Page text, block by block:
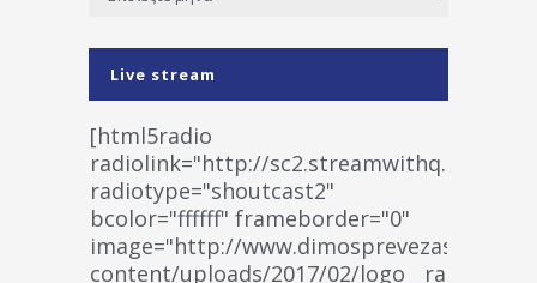
Live stream
[html5radio
radiolink="http://
radiotype="shoutcast2"
bcolor="ffffff" frameborder="0"
image="http://www.dimosprevezas.gr/wp-
content/uploads/2017/02/